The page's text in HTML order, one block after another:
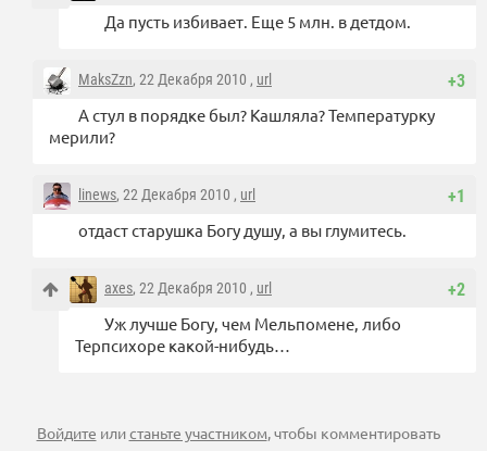
Да пусть избивает. Еще 5 млн. в детдом.
+3
MaksZzn, 22 Декабря 2010 , url
А стул в порядке был? Кашляла? Температурку
мерили?
+1
linews, 22 Декабря 2010 , url
отдаст старушка Богу душу, а вы глумитесь.
+2
axes, 22 Декабря 2010 , url
Уж лучше Богу, чем Мельпомене, либо
Терпсихоре какой-нибудь…
Войдите илистаньте участником, чтобы комментировать